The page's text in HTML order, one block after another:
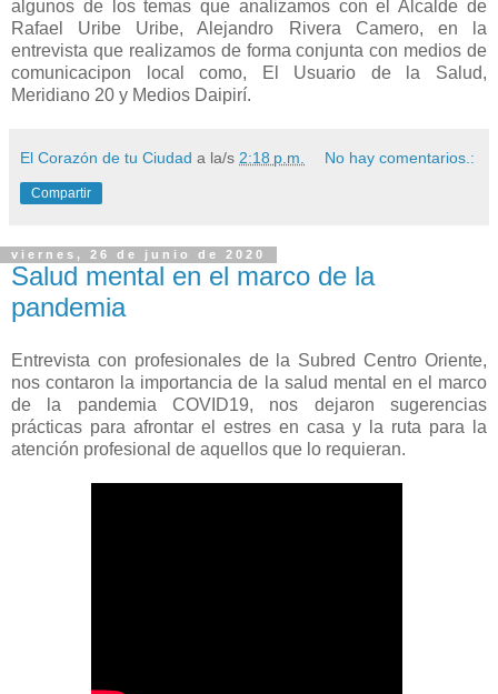
algunos de los temas que analizamos con el Alcalde de
Rafael Uribe Uribe, Alejandro Rivera Camero, en la
entrevista que realizamos de forma conjunta con medios de
comunicacipon local como, El Usuario de la Salud,
Meridiano 20 y Medios Daipirí.
El Corazón de tu Ciudad a la/s 2:18 p.m. No hay comentarios.:
Compartir
viernes, 26 de junio de 2020
Salud mental en el marco de la
pandemia
Entrevista con profesionales de la Subred Centro Oriente,
nos contaron la importancia de la salud mental en el marco
de la pandemia COVID19, nos dejaron sugerencias
prácticas para afrontar el estres en casa y la ruta para la
atención profesional de aquellos que lo requieran.